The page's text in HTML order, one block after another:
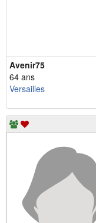
Avenir75
64 ans
Versailles